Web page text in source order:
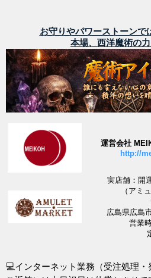
お守りやパワーストーン
本場、西洋魔術の
運営会社
http://
実店舗：開
（アミ
広島県広島
営業
💻インターネット業務（受注処理